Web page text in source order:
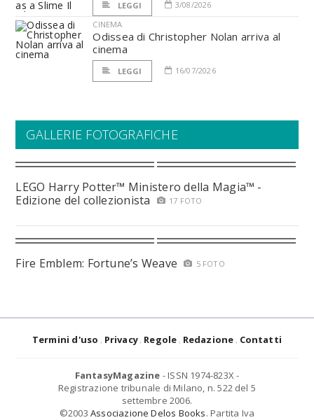
LEGGI
3/08/2026
CINEMA
Odissea di Christopher Nolan arriva al
cinema
LEGGI 16/07/2026
GALLERIE FOTOGRAFICHE
LEGO Harry Potter™ Ministero della Magia™ -
Edizione del collezionista
17 FOTO
Fire Emblem: Fortune’s Weave 5 FOTO
Termini d'uso Privacy Regole Redazione Contatti
FantasyMagazine - ISSN 1974-823X -
Registrazione tribunale di Milano, n. 522 del 5
settembre 2006.
©2003 Associazione Delos Books. Partita Iva